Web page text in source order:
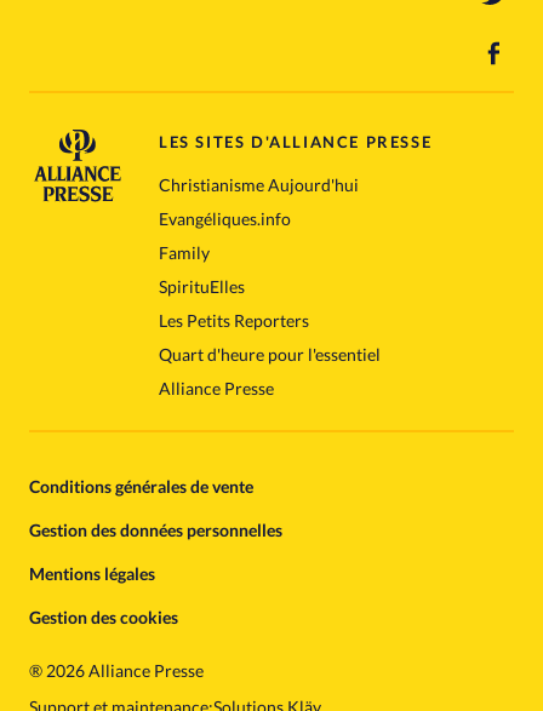
LES SITES D'ALLIANCE PRESSE
Christianisme Aujourd'hui
Evangéliques.info
Family
SpirituElles
Les Petits Reporters
Quart d'heure pour l'essentiel
Alliance Presse
Conditions générales de vente
Gestion des données personnelles
Mentions légales
Gestion des cookies
® 2026 Alliance Presse
Support et maintenance:Solutions Kläy